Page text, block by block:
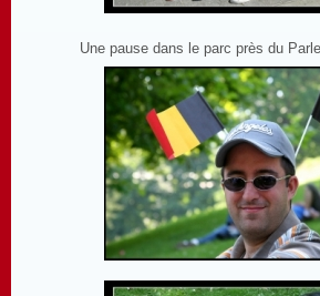
Une pause dans le parc près du